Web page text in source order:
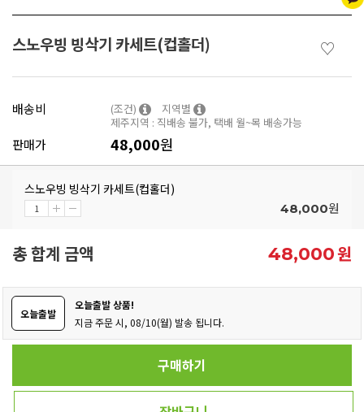
스노우빙 빙삭기 카세트(컵홀더) ♡
배송비 (조건)
지역별
제주지역 : 직배송 불가, 택배 월~목 배송가능
판매가 48,000원
스노우빙 빙삭기 카세트(컵홀더)
48,000원
총 합계 금액 48,000원
오늘출발
오늘출발 상품!
지금 주문 시, 08/10(월) 발송 됩니다.
구매하기